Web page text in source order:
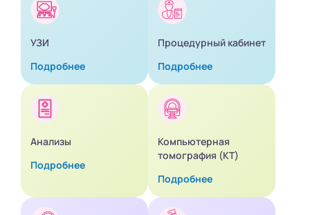
УЗИ
Подробнее
Процедурный кабинет
Подробнее
Анализы
Подробнее
Компьютерная
томография (КТ)
Подробнее